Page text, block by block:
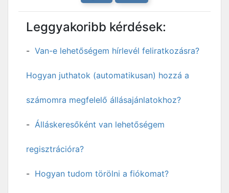
Leggyakoribb kérdések:
Van-e lehetőségem hírlevél feliratkozásra?
Hogyan juthatok (automatikusan) hozzá a
számomra megfelelő állásajánlatokhoz?
Álláskeresőként van lehetőségem
regisztrációra?
Hogyan tudom törölni a fiókomat?